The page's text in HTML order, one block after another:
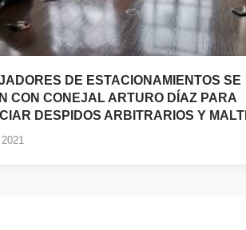
DE ESTACIONAMIENTOS SE
CON CONEJAL ARTURO DÍAZ PARA
DESPIDOS ARBITRARIOS Y